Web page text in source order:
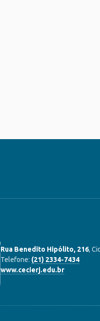
Rua Benedito Hipólito, 216,
Telefone: (21) 2334-7434
www.cecierj.edu.br